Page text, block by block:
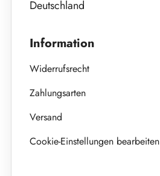
Deutschland
Information
Widerrufsrecht
Zahlungsarten
Versand
Cookie-Einstellungen bearbeiten